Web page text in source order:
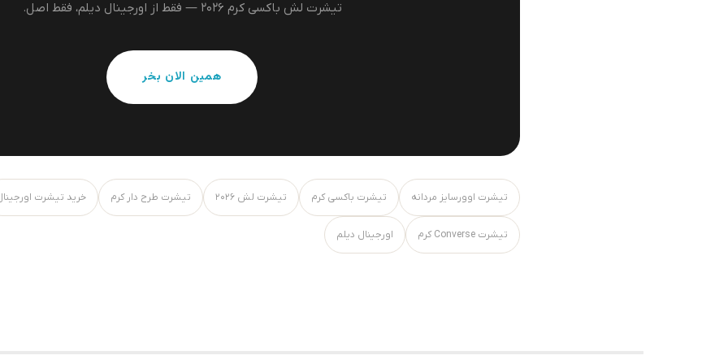
تیشرت لش باکسی کرم ۲۰۲۶ — فقط از اورجینال دیلم، فقط اصل.
همین الان بخر
تیشرت اوورسایز مردانه تیشرت باکسی کرم تیشرت لش ۲۰۲۶ تیشرت طرح دار کرم خرید تیشرت
تیشرت Converse کرم اورجینال دیلم